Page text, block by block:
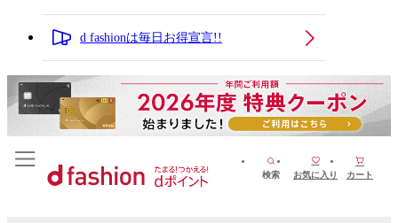
d fashionは毎日お得宣言!!
検索 お気に入り カート